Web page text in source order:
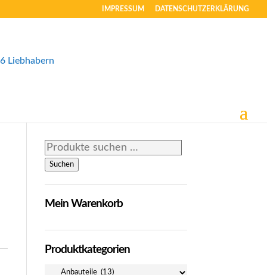
IMPRESSUM DATENSCHUTZERKLÄRUNG
Suchen
nach:
Suchen
Mein Warenkorb
Produktkategorien